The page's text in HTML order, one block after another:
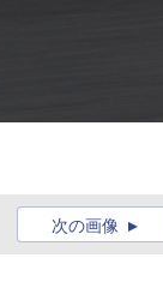
次の画像